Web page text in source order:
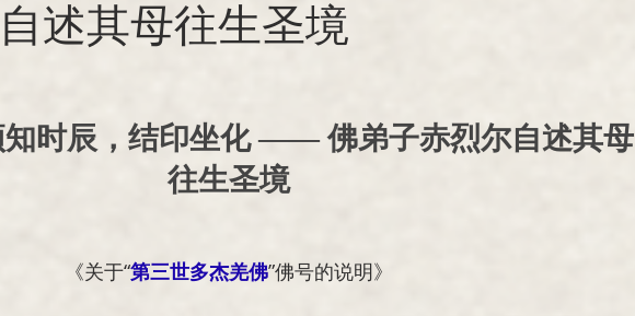
述其母往生圣境
知时辰，结印坐化 —— 佛弟子赤烈尔自述其母
往生圣境
《关于“第三世多杰羌佛”佛号的说明》